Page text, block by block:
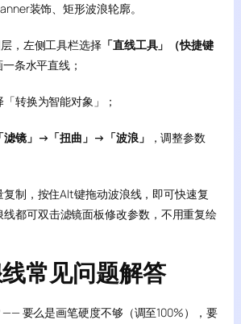
装饰、矩形波浪轮廓。
，左侧工具栏选择「直线工具」（快捷键
条水平直线；
转换为智能对象」；
滤镜」→「扭曲」→「波浪」
，调整参数
制，按住Alt键拖动波浪线，即可快速复
都可双击滤镜面板修改参数，不用重复绘
常见问题解答
—— 要么是画笔硬度不够（调至100%），要